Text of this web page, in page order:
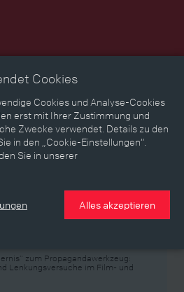
Landkarte Erinnerungen
Aspekte
zum Propagandawerkzeug:
Lenkungsversuche im Film- und
Cookies
Cookies und Analyse-Cookies
erst mit Ihrer Zustimmung und
Zwecke verwendet. Details zu den
in den „Cookie-Einstellungen“.
Sie in unserer
Alles akzeptieren